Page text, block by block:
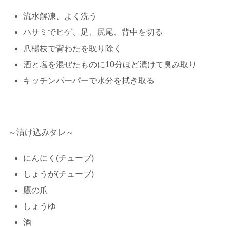
流水解凍、よく洗う
ハサミでヒゲ、足、尻尾、背中を切る
爪楊枝で背わたを取り除く
酒と塩を混ぜたものに10分ほど漬けて臭み取り
キッチンパーパーで水分を拭き取る
～漬け込みタレ～
にんにく(チューブ)
しょうが(チューブ)
鷹の爪
しょうゆ
酒